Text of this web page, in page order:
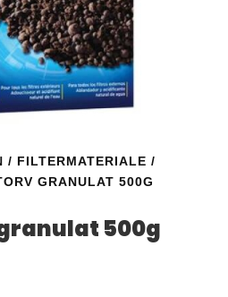
/ FILTERMATERIALE /
GRANULAT 500G
500g